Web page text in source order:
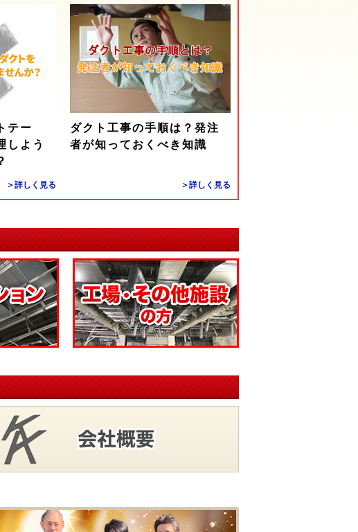
テー
しよう
＞詳しく見る
ダクト工事の手順は？発注
者が知っておくべき知識
＞詳しく見る